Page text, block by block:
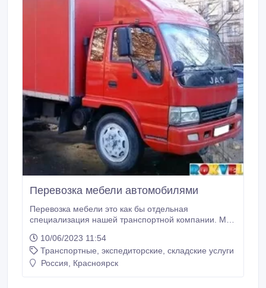
Перевозка мебели автомобилями
Перевозка мебели это как бы отдельная
специализация нашей транспортной компании. Мы
транспорт и также бережно доставляем ее к пункту
назначения. После доставки мебели к подъезду мы
разгружаем транспорт и можем занести и
10/06/2023 11:54
Транспортные, экспедиторские, складские услуги
Россия, Красноярск